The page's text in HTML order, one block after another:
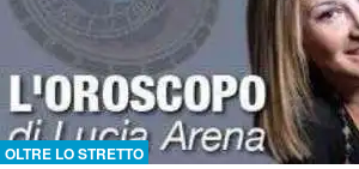
OLTRE LO STRETTO